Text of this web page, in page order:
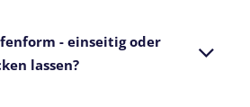
- einseitig oder
lassen?